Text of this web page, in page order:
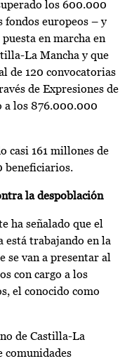
los 600.000
fondos europeos – y
en marcha en
La Mancha y que
de 120 convocatorias
de Expresiones de
a los 876.000.000
casi 161 millones de
beneficiarios.
la despoblación
ha señalado que el
está trabajando en la
se van a presentar al
con cargo a los
el conocido como
de Castilla-La
comunidades